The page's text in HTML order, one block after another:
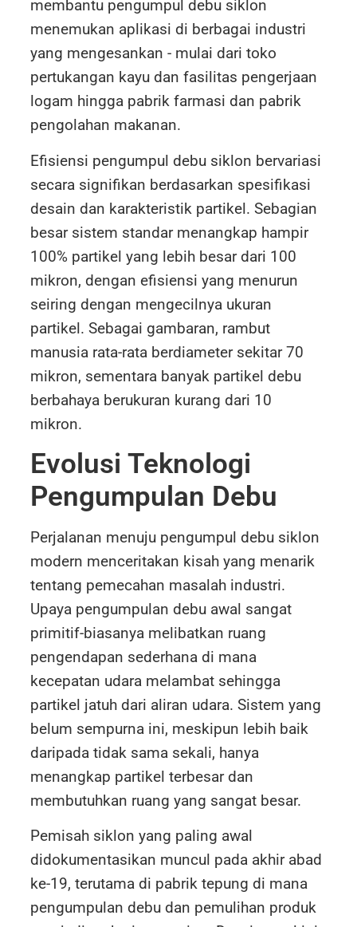
membantu pengumpul debu siklon
menemukan aplikasi di berbagai industri
yang mengesankan - mulai dari toko
pertukangan kayu dan fasilitas pengerjaan
logam hingga pabrik farmasi dan pabrik
pengolahan makanan.
Efisiensi pengumpul debu siklon bervariasi
secara signifikan berdasarkan spesifikasi
desain dan karakteristik partikel. Sebagian
besar sistem standar menangkap hampir
100% partikel yang lebih besar dari 100
mikron, dengan efisiensi yang menurun
seiring dengan mengecilnya ukuran
partikel. Sebagai gambaran, rambut
manusia rata-rata berdiameter sekitar 70
mikron, sementara banyak partikel debu
berbahaya berukuran kurang dari 10
mikron.
Evolusi Teknologi
Pengumpulan Debu
Perjalanan menuju pengumpul debu siklon
modern menceritakan kisah yang menarik
tentang pemecahan masalah industri.
Upaya pengumpulan debu awal sangat
primitif-biasanya melibatkan ruang
pengendapan sederhana di mana
kecepatan udara melambat sehingga
partikel jatuh dari aliran udara. Sistem yang
belum sempurna ini, meskipun lebih baik
daripada tidak sama sekali, hanya
menangkap partikel terbesar dan
membutuhkan ruang yang sangat besar.
Pemisah siklon yang paling awal
didokumentasikan muncul pada akhir abad
ke-19, terutama di pabrik tepung di mana
pengumpulan debu dan pemulihan produk